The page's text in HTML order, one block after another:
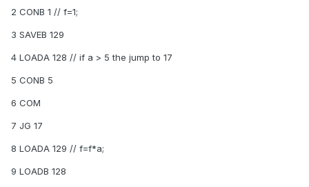
2 CONB 1 // f=1;
3 SAVEB 129
4 LOADA 128 // if a > 5 the jump to 17
5 CONB 5
6 COM
7 JG 17
8 LOADA 129 // f=f*a;
9 LOADB 128